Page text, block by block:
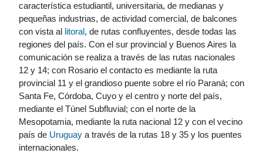
característica estudiantil, universitaria, de medianas y
pequeñas industrias, de actividad comercial, de balcones
con vista al litoral, de rutas confluyentes, desde todas las
regiones del país. Con el sur provincial y Buenos Aires la
comunicación se realiza a través de las rutas nacionales
12 y 14; con Rosario el contacto es mediante la ruta
provincial 11 y el grandioso puente sobre el río Paraná; con
Santa Fe, Córdoba, Cuyo y el centro y norte del país,
mediante el Túnel Subfluvial; con el norte de la
Mesopotamia, mediante la ruta nacional 12 y con el vecino
país de Uruguay a través de la rutas 18 y 35 y los puentes
internacionales.